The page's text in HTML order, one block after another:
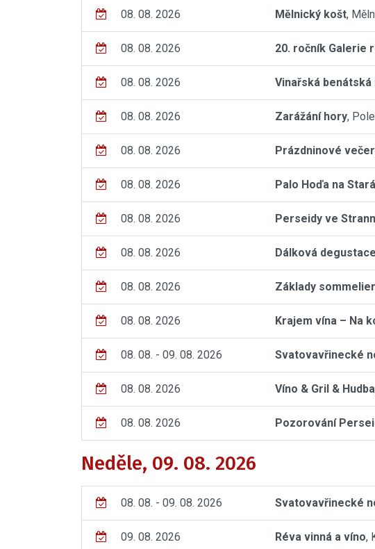
08. 08. 2026 Mělnický košt,
08. 08. 2026 20. ročník Galerie
08. 08. 2026 Vinařská benátská
08. 08. 2026 Zarážání hory,
08. 08. 2026 Prázdninové
08. 08. 2026 Palo Hoďa na
08. 08. 2026 Perseidy ve
08. 08. 2026 Dálková
08. 08. 2026 Základy
08. 08. 2026 Krajem vína – Na
08. 08. - 09. 08. 2026 Svatovavřinecké
08. 08. 2026 Víno & Gril & Hudba
08. 08. 2026 Pozorování
Neděle, 09. 08. 2026
08. 08. - 09. 08. 2026 Svatovavřinecké
09. 08. 2026 Réva vinná a víno,